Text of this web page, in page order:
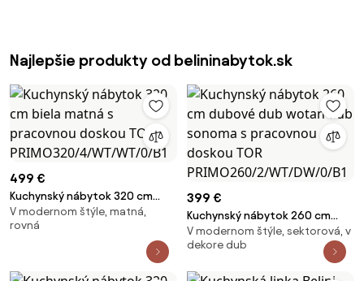
Najlepšie produkty od belininabytok.sk
499 €
Kuchynský nábytok 320 cm
biela matná s pracovnou
doskou TOR
V modernom štýle, matná,
rovná
399 €
Kuchynský nábytok 260 cm
dubové dub wotan dub
sonoma s pracovnou doskou
TOR PRIMO260/2/WT/DW/0/B1
V modernom štýle, sektorová, v
dekore dub